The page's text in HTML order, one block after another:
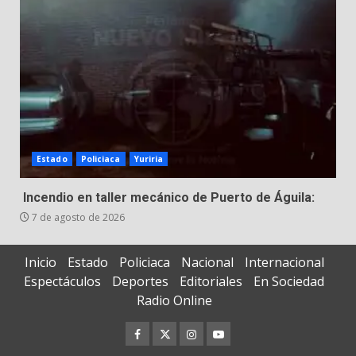
Estado Policiaca Yuriria
Incendio en taller mecánico de Puerto de Águila:
7 de agosto de 2026
Inicio Estado Policiaca Nacional
Internacional
Espectáculos
Deportes Editoriales
En Sociedad
Radio Online
Facebook
TwitterInstagram
Youtube